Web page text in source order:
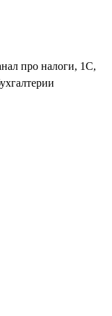
про налоги, 1С,